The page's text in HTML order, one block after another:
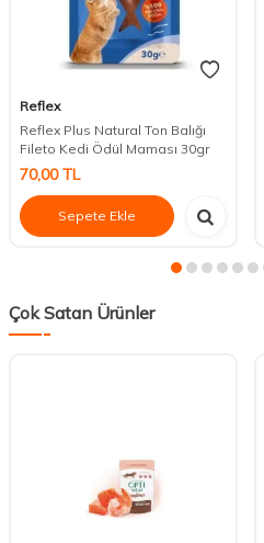
Reflex
Reflex Plus Natural Ton Balığı
Fileto Kedi Ödül Maması 30gr
70,00TL
Sepete Ekle
Çok Satan Ürünler